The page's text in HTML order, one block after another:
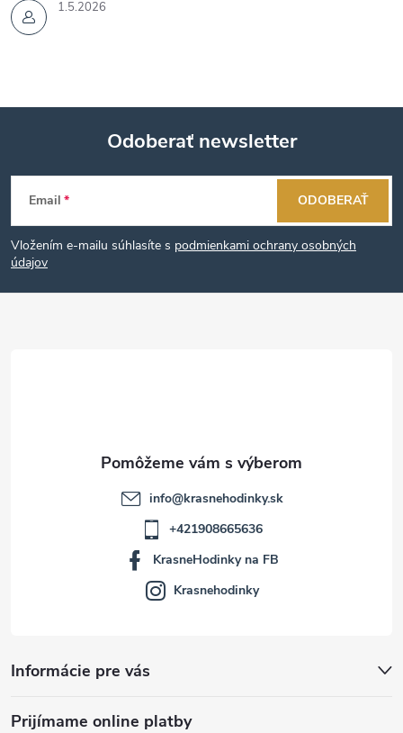
1.5.2026
Z
á
p
Odoberať newsletter
Email
Vložením e-mailu súhlasíte s podmienkami ochrany osobných
údajov
ODOBERAŤ
Informácie pre vás
Prijímame online platby
info@krasnehodinky.sk
+421908665636
KrasneHodinky na FB
Krasnehodinky